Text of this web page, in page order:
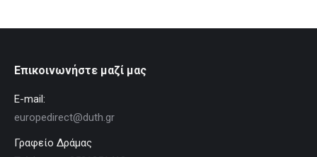
Επικοινωνήστε μαζί μας
E-mail:
europedirect@duth.gr
Γραφείο Δράμας